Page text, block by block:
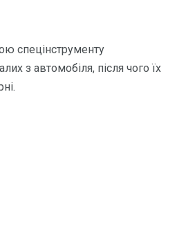
спецінструменту
з автомобіля, після чого їх